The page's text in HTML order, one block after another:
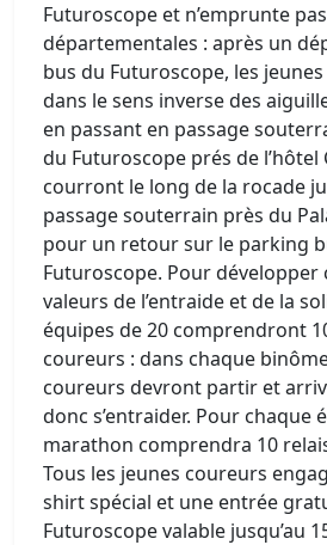
Futuroscope et n’emprunte
départementales : après un
bus du Futuroscope, les
dans le sens inverse des
en passant en passage
du Futuroscope prés de l’hôtel
courront le long de la rocade
passage souterrain près du
pour un retour sur le parking
Futuroscope. Pour développer
valeurs de l’entraide et de la
équipes de 20 comprendront
coureurs : dans chaque
coureurs devront partir et
donc s’entraider. Pour chaque
marathon comprendra 10
Tous les jeunes coureurs
shirt spécial et une entrée
Futuroscope valable jusqu’au